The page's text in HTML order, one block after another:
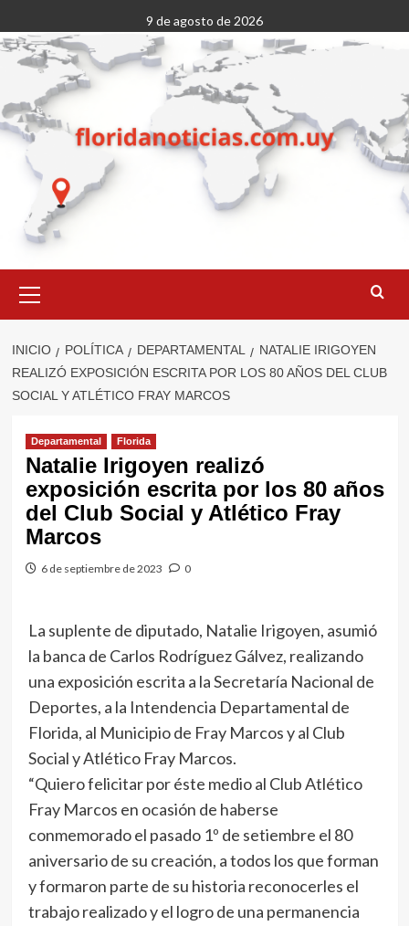
al
contenido
9 de agosto de 2026
primario
INICIO POLÍTICA DEPARTAMENTAL
NATALIE IRIGOYEN
REALIZÓ EXPOSICIÓN ESCRITA POR LOS 80 AÑOS DEL CLUB
SOCIAL Y ATLÉTICO FRAY MARCOS
Departamental Florida
Natalie Irigoyen realizó
exposición escrita por los 80 años
del Club Social y Atlético Fray
Marcos
6 de septiembre de 2023 0
La suplente de diputado, Natalie Irigoyen, asumió
la banca de Carlos Rodríguez Gálvez, realizando
una exposición escrita a la Secretaría Nacional de
Deportes, a la Intendencia Departamental de
Florida, al Municipio de Fray Marcos y al Club
Social y Atlético Fray Marcos.
“Quiero felicitar por éste medio al Club Atlético
Fray Marcos en ocasión de haberse
conmemorado el pasado 1º de setiembre el 80
aniversario de su creación, a todos los que forman
y formaron parte de su historia reconocerles el
trabajo realizado y el logro de una permanencia